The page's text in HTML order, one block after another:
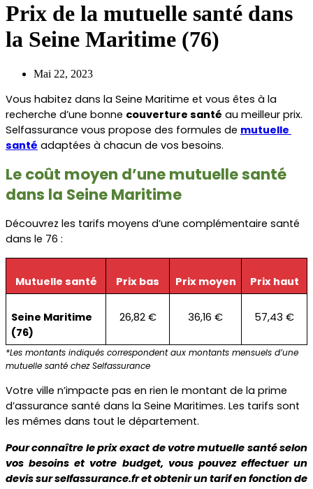
Prix de la mutuelle santé dans
la Seine Maritime (76)
Mai 22, 2023
Vous habitez dans la Seine Maritime et vous êtes à la
recherche d’une bonne couverture santé au meilleur prix.
Selfassurance vous propose des formules de mutuelle
santé adaptées à chacun de vos besoins.
Le coût moyen d’une mutuelle santé
dans la Seine Maritime
Découvrez les tarifs moyens d’une complémentaire santé
dans le 76 :
Mutuelle santé Prix bas Prix moyen Prix haut
Seine Maritime
(76)
26,82 € 36,16 € 57,43 €
*Les montants indiqués correspondent aux montants mensuels d’une
mutuelle santé chez Selfassurance
Votre ville n’impacte pas en rien le montant de la prime
d’assurance santé dans la Seine Maritimes. Les tarifs sont
les mêmes dans tout le département.
Pour connaître le prix exact de votre mutuelle santé selon
vos besoins et votre budget, vous pouvez effectuer un
devis sur selfassurance.fr et obtenir un tarif en fonction de